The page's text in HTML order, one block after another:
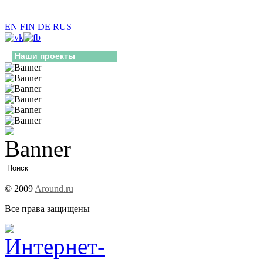
EN FIN DE RUS
Наши проекты
© 2009 Around.ru
Все права защищены